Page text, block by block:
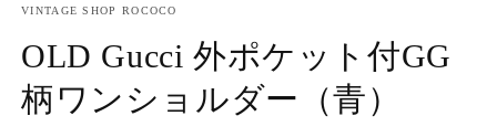
で
デ
ィ
ア
(1)
VINTAGE SHOP ROCOCO
OLD Gucci 外ポケット付GG
柄ワンショルダー（青）